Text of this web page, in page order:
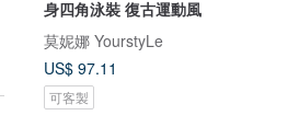
身四角泳裝 復古運動風
莫妮娜 YourstyLe
US$ 97.11
可客製